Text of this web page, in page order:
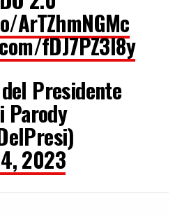
fDJ7PZ3I8y
Presidente
Parody
2023